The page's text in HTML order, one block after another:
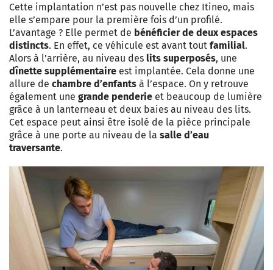
Cette implantation n’est pas nouvelle chez Itineo, mais
elle s’empare pour la première fois d’un profilé.
L’avantage ? Elle permet de bénéficier de deux espaces
distincts. En effet, ce véhicule est avant tout familial.
Alors à l’arrière, au niveau des lits superposés, une
dînette supplémentaire est implantée. Cela donne une
allure de chambre d’enfants à l’espace. On y retrouve
également une grande penderie et beaucoup de lumière
grâce à un lanterneau et deux baies au niveau des lits.
Cet espace peut ainsi être isolé de la pièce principale
grâce à une porte au niveau de la salle d’eau
traversante.